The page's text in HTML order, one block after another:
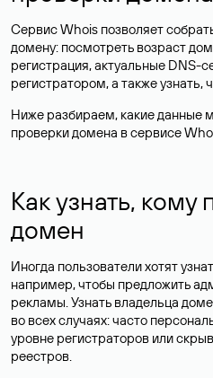
Сервис Whois позволяет
домену: посмотреть возраст
регистрация, актуальные DNS-
регистратором, а также узнать,
Ниже разбираем, какие данные
проверки домена в сервисе
Как узнать, кому
домен
Иногда пользователи хотят
например, чтобы предложить
рекламы. Узнать владельца
во всех случаях: часто
уровне регистраторов или
реестров.